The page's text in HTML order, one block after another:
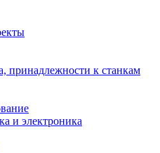
принадлежности к станкам
и электроника